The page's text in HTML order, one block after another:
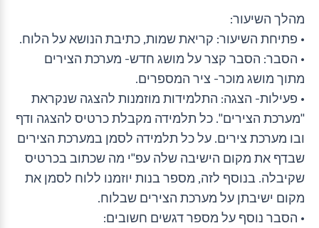
מהלך השיעור:
• פתיחת השיעור: קריאת שמות, כתיבת הנושא על הלוח.
• הסבר: הסבר קצר על מושג חדש- מערכת הצירים
מתוך מושג מוכר- ציר המספרים.
• פעילות- הצגה: התלמידות מוזמנות להצגה שנקראת
"מערכת הצירים". כל תלמידה מקבלת כרטיס להצגה ודף
ובו מערכת צירים. על כל תלמידה לסמן במערכת הצירים
שבדף את מקום הישיבה שלה עפ"י מה שכתוב בכרטיס
שקיבלה. בנוסף לזה, מספר בנות יוזמנו ללוח לסמן את
מקום ישיבתן על מערכת הצירים שבלוח.
• הסבר נוסף על מספר דגשים חשובים: